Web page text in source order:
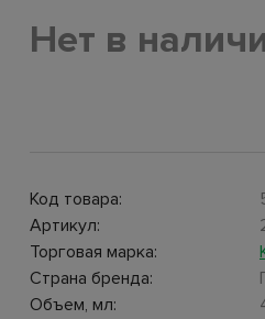
Нет в
Код товара:
Артикул:
Торговая марка:
Страна бренда:
Объем, мл: